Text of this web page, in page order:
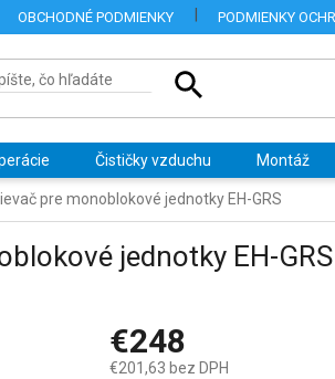
OBCHODNÉ PODMIENKY PODMIENKY
Čističky vzduchu Montáž
pre monoblokové jednotky EH-GRS
jednotky EH-GRS
€248
€201,63 bez DPH